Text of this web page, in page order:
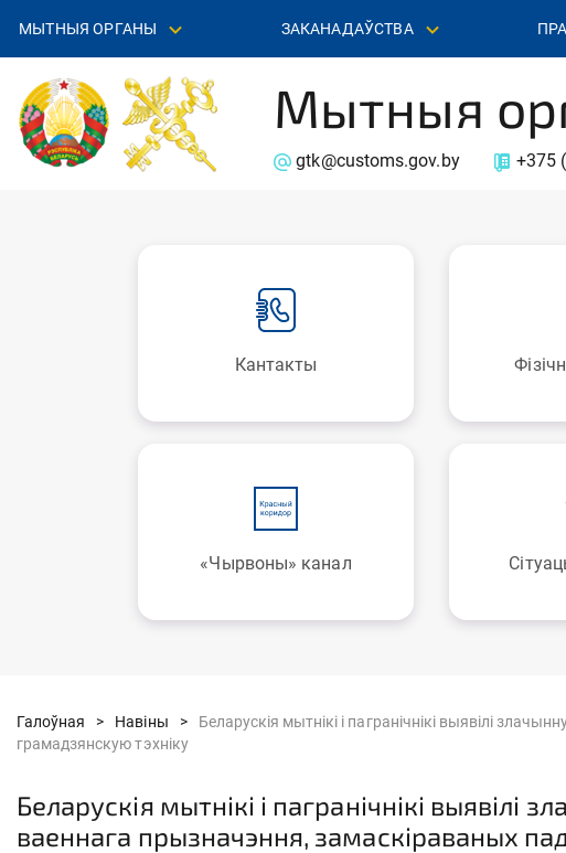
МЫТНЫЯ ОРГАНЫ ЗАКАНАДАЎСТВА
Мытныя
gtk@customs.gov.by +375
Кантакты
«Чырвоны» канал
Галоўная > Навіны >
Беларускія мытнікі і пагранічнікі выявілі
грамадзянскую тэхніку
Беларускія мытнікі і пагранічнікі
ваеннага прызначэння, замаскіраваных